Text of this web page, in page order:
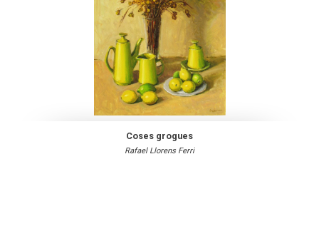
Coses grogues
Rafael Llorens Ferri